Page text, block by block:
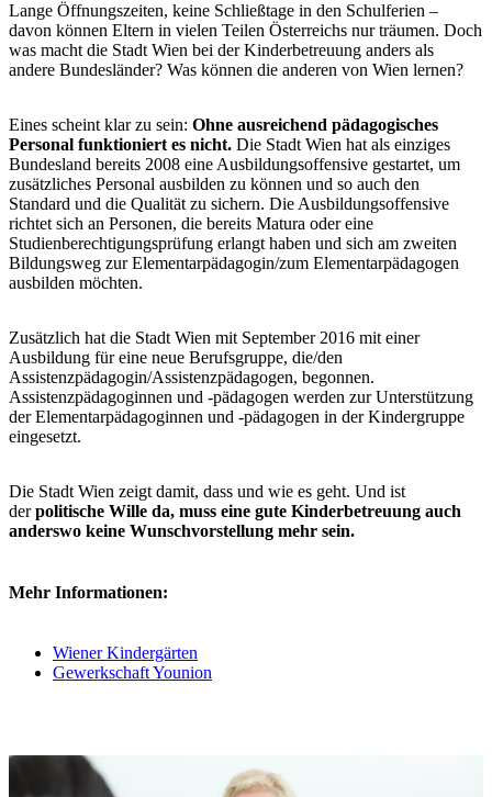
Lange Öffnungszeiten, keine Schließtage in den Schulferien –
davon können Eltern in vielen Teilen Österreichs nur träumen. Doch
was macht die Stadt Wien bei der Kinderbetreuung anders als
andere Bundesländer? Was können die anderen von Wien lernen?
Eines scheint klar zu sein: Ohne ausreichend pädagogisches
Personal funktioniert es nicht. Die Stadt Wien hat als einziges
Bundesland bereits 2008 eine Ausbildungsoffensive gestartet, um
zusätzliches Personal ausbilden zu können und so auch den
Standard und die Qualität zu sichern. Die Ausbildungsoffensive
richtet sich an Personen, die bereits Matura oder eine
Studienberechtigungsprüfung erlangt haben und sich am zweiten
Bildungsweg zur Elementarpädagogin/zum Elementarpädagogen
ausbilden möchten.
Zusätzlich hat die Stadt Wien mit September 2016 mit einer
Ausbildung für eine neue Berufsgruppe, die/den
Assistenzpädagogin/Assistenzpädagogen, begonnen.
Assistenzpädagoginnen und -pädagogen werden zur Unterstützung
der Elementarpädagoginnen und -pädagogen in der Kindergruppe
eingesetzt.
Die Stadt Wien zeigt damit, dass und wie es geht. Und ist
derpolitische Wille da, muss eine gute Kinderbetreuung auch
anderswo keine Wunschvorstellung mehr sein.
Mehr Informationen:
Wiener Kindergärten
Gewerkschaft Younion